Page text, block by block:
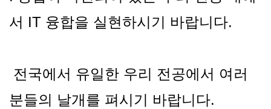
서 IT 융합을 실현하시기 바랍니다.
전국에서 유일한 우리 전공에서 여러
분들의 날개를 펴시기 바랍니다.